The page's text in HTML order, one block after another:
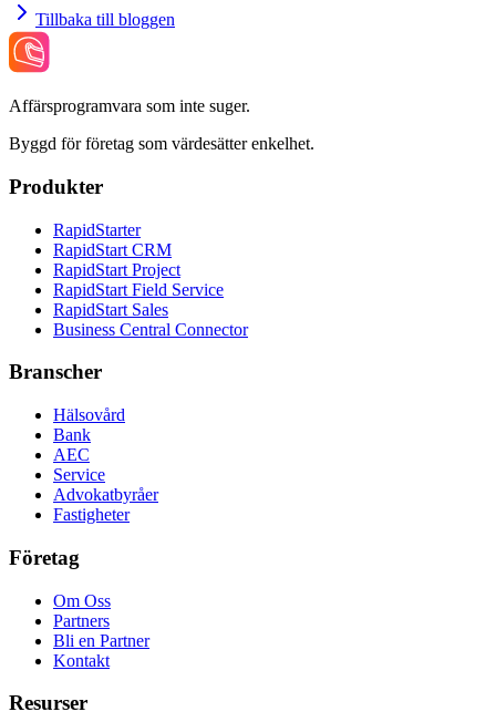
Tillbaka till bloggen
Affärsprogramvara som inte suger.
Byggd för företag som värdesätter enkelhet.
Produkter
RapidStarter
RapidStart CRM
RapidStart Project
RapidStart Field Service
RapidStart Sales
Business Central Connector
Branscher
Hälsovård
Bank
AEC
Service
Advokatbyråer
Fastigheter
Företag
Om Oss
Partners
Bli en Partner
Kontakt
Resurser